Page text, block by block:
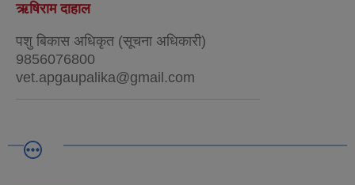
ऋषिराम दाहाल
पशु बिकास अधिकृत (सूचना अधिकारी)
9856076800
vet.apgaupalika@gmail.com